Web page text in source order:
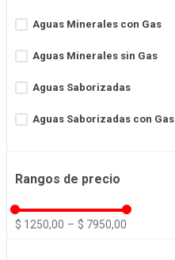
Aguas Minerales con Gas
Aguas Minerales sin Gas
Aguas Saborizadas
Aguas Saborizadas con Gas
Soda
Rangos de precio
$ 1250,00 – $ 7950,00